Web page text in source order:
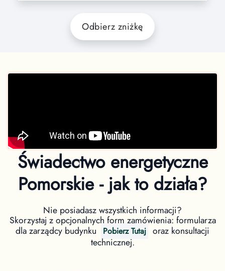
Odbierz zniżkę
Świadectwo energetyczne
Pomorskie - jak to działa?
Nie posiadasz wszystkich informacji?
Skorzystaj z opcjonalnych form zamówienia: formularza
dla zarządcy budynku
Pobierz Tutaj oraz konsultacji
technicznej.